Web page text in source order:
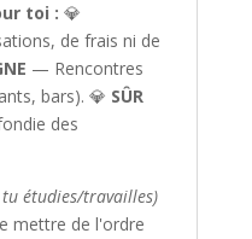
toi : 💎
de frais ni de
— Rencontres
bars). 💎 SÛR
des
tu étudies/travailles)
mettre de l'ordre